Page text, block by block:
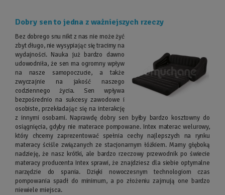
Dobry sen to jedna z ważniejszych rzeczy
Bez dobrego snu nikt z nas nie może żyć
zbyt długo, nie wysypiając się tracimy na
wydajności. Nauka już bardzo dawno
udowodniła, że sen ma ogromny wpływ
na nasze samopoczucie, a także
zwyczajnie na jakość naszego
codziennego życia. Sen wpływa
bezpośrednio na sukcesy zawodowe i
osobiste, przekładając się na interakcję
z innymi osobami. Naprawdę dobry sen byłby bardzo kosztowny do
osiągnięcia, gdyby nie materace pompowane. Intex materac welurowy,
który chcemy zaprezentować spełnia cechy najlepszych na rynku
materacy ściśle związanych ze stacjonarnym łóżkiem. Mamy głęboką
nadzieję, że nasz krótki, ale bardzo rzeczowy przewodnik po świecie
materacy producenta Intex sprawi, że znajdziesz dla siebie optymalne
narzędzie do spania. Dzięki nowoczesnym technologiom czas
pompowania spadł do minimum, a po złożeniu zajmują one bardzo
niewiele miejsca.